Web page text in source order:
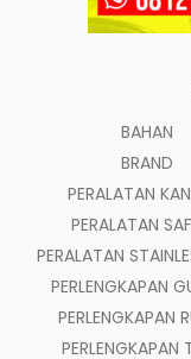
BAHAN
BRAND
PERALATAN
PERALATAN
PERALATAN
PERLENGKAPAN
PERLENGKAPAN
PERLENGKAPAN